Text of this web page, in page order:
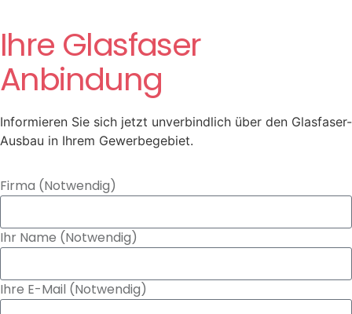
Ihre Glasfaser
Anbindung
Informieren Sie sich jetzt unverbindlich über den Glasfaser-
Ausbau in Ihrem Gewerbegebiet.
Firma (Notwendig)
Ihr Name (Notwendig)
Ihre E-Mail (Notwendig)